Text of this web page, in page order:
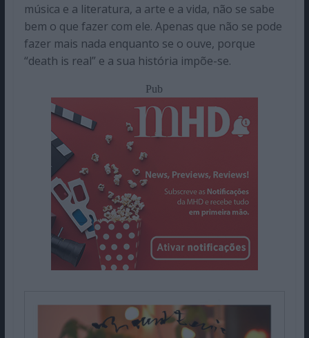
música e a literatura, a arte e a vida, não se sabe
bem o que fazer com ele. Apenas que não se pode
fazer mais nada enquanto se o ouve, porque
“death is real” e a sua história impõe-se.
Pub